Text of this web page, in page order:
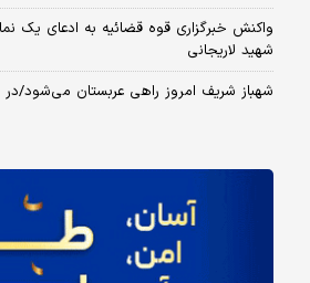
واکنش خبرگزاری قوه قضائیه به ادعای یک
شهید لاریجانی
شهباز شریف امروز راهی عربستان می‌شود/